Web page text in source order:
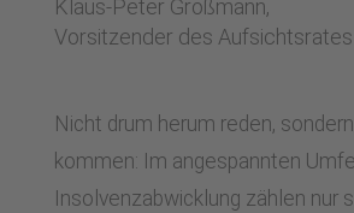
Klaus-Peter Großmann,
Vorsitzender des Aufsichtsrates
Nicht drum herum reden,
kommen: Im angespannten
Insolvenzabwicklung zählen nur